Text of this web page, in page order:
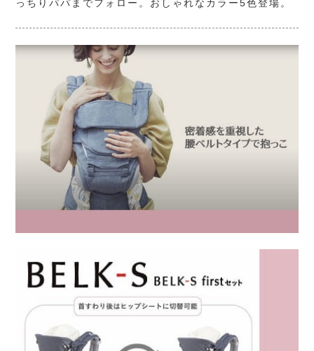
っちりパパまでフォロー。おしゃれなカラー5色登場。